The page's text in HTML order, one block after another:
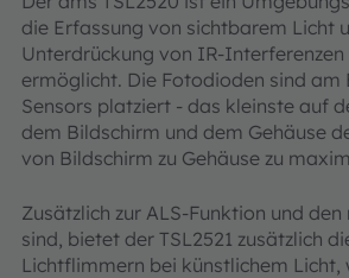
die Erfassung von sichtbarem Licht
Unterdrückung von IR-
ermöglicht. Die Fotodioden sind am
Sensors platziert - das kleinste auf
dem Bildschirm und dem Gehäuse
von Bildschirm zu Gehäuse zu
Zusätzlich zur ALS-Funktion und
sind, bietet der TSL2521 zusätzlich
Lichtflimmern bei künstlichem Licht,